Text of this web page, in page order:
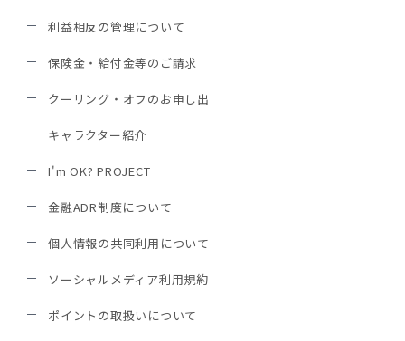
利益相反の管理について
保険金・給付金等のご請求
クーリング・オフのお申し出
キャラクター紹介
I'm OK? PROJECT
金融ADR制度について
個人情報の共同利用について
ソーシャルメディア利用規約
ポイントの取扱いについて